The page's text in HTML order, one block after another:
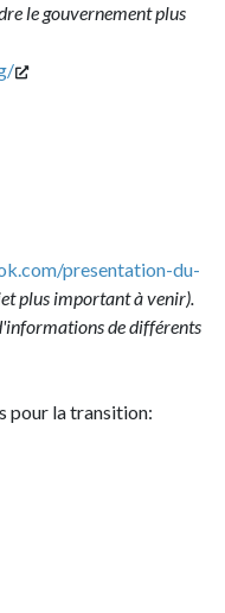
le gouvernement plus
presentation-du-
plus important à venir).
de différents
pour la transition: